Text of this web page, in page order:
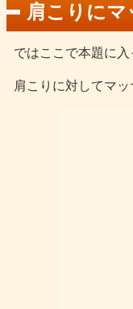
肩こりにマ
ではここで本題に入
肩こりに対してマ